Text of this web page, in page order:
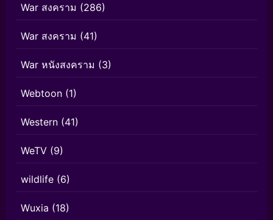
War สงคราม (286)
War สงคราม (41)
War หนังสงคราม (3)
Webtoon (1)
Western (41)
WeTV (9)
wildlife (6)
Wuxia (18)